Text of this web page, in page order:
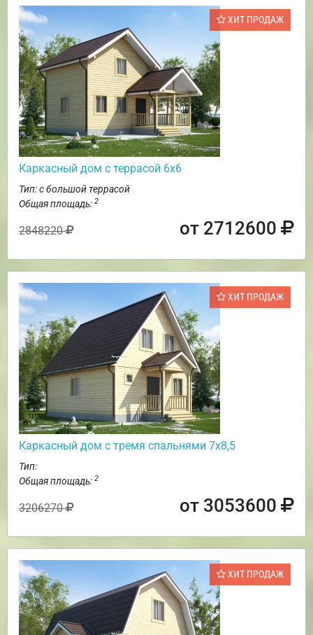
ХИТ ПРОДАЖ
Каркасный дом с террасой 6х6
Тип: с большой террасой
Общая площадь: 2
2848220 от 2712600
ХИТ ПРОДАЖ
Каркасный дом с тремя спальнями 7х8,5
Тип:
Общая площадь: 2
3206270 от 3053600
ХИТ ПРОДАЖ